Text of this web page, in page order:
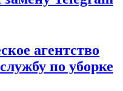
агентство
по уборке